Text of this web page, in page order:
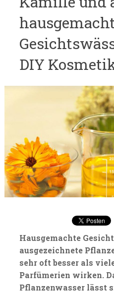
DIY
Hausgemachte
ausgezeichnete
sehr oft besser als
Parfümerien wirken.
Pflanzenwasser lässt